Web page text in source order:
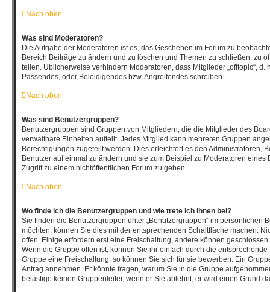
Nach oben
Was sind Moderatoren?
Die Aufgabe der Moderatoren ist es, das Geschehen im Forum zu
Bereich Beiträge zu ändern und zu löschen und Themen zu schließen, zu
teilen. Üblicherweise verhindern Moderatoren, dass Mitglieder „offtopic“, d.
Passendes, oder Beleidigendes bzw. Angreifendes schreiben.
Nach oben
Was sind Benutzergruppen?
Benutzergruppen sind Gruppen von Mitgliedern, die die Mitglieder des
verwaltbare Einheiten aufteilt. Jedes Mitglied kann mehreren Gruppen
Berechtigungen zugeteilt werden. Dies erleichtert es den Administratoren,
Benutzer auf einmal zu ändern und sie zum Beispiel zu Moderatoren eines
Zugriff zu einem nichtöffentlichen Forum zu geben.
Nach oben
Wo finde ich die Benutzergruppen und wie trete ich ihnen bei?
Sie finden die Benutzergruppen unter „Benutzergruppen“ im persönlichen
möchten, können Sie dies mit der entsprechenden Schaltfläche machen.
offen. Einige erfordern erst eine Freischaltung, andere können
Wenn die Gruppe offen ist, können Sie ihr einfach durch die
Gruppe eine Freischaltung, so können Sie sich für sie bewerben. Ein
Antrag annehmen. Er könnte fragen, warum Sie in die Gruppe
belästige keinen Gruppenleiter, wenn er Sie ablehnt, er wird einen Grund